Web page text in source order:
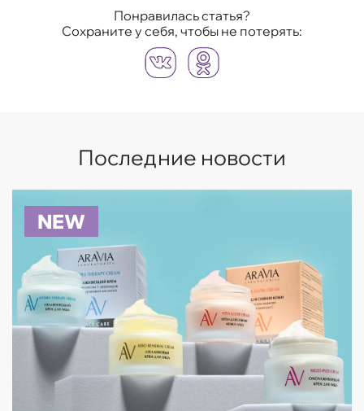
Понравилась статья?
Сохраните у себя, чтобы не потерять:
Последние новости
NEW